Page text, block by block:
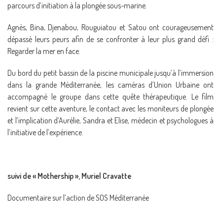
parcours d’initiation à la plongée sous-marine.
Agnès, Bina, Djenabou, Rouguiatou et Satou ont courageusement
dépassé leurs peurs afin de se confronter à leur plus grand défi :
Regarder la mer en face.
Du bord du petit bassin de la piscine municipale jusqu’à l’immersion
dans la grande Méditerranée, les caméras d’Union Urbaine ont
accompagné le groupe dans cette quête thérapeutique. Le film
revient sur cette aventure, le contact avec les moniteurs de plongée
et l’implication d’Aurélie, Sandra et Elise, médecin et psychologues à
l’initiative de l’expérience.
suivi de « Mothership », Muriel Cravatte
Documentaire sur l’action de SOS Méditerranée